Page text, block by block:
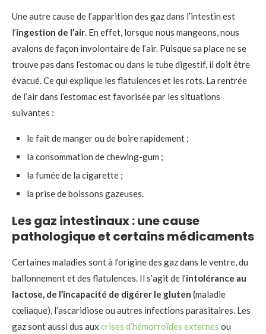
Une autre cause de l’apparition des gaz dans l’intestin est
l’ingestion de l’air. En effet, lorsque nous mangeons, nous
avalons de façon involontaire de l’air. Puisque sa place ne se
trouve pas dans l’estomac ou dans le tube digestif, il doit être
évacué. Ce qui explique les flatulences et les rots. La rentrée
de l’air dans l’estomac est favorisée par les situations
suivantes :
le fait de manger ou de boire rapidement ;
la consommation de chewing-gum ;
la fumée de la cigarette ;
la prise de boissons gazeuses.
Les gaz intestinaux : une cause
pathologique et certains médicaments
Certaines maladies sont à l’origine des gaz dans le ventre, du
ballonnement et des flatulences. Il s’agit de l’intolérance au
lactose, de l’incapacité de digérer le gluten (maladie
cœliaque), l’ascaridiose ou autres infections parasitaires. Les
gaz sont aussi dus aux crises d’hémorroïdes externes ou